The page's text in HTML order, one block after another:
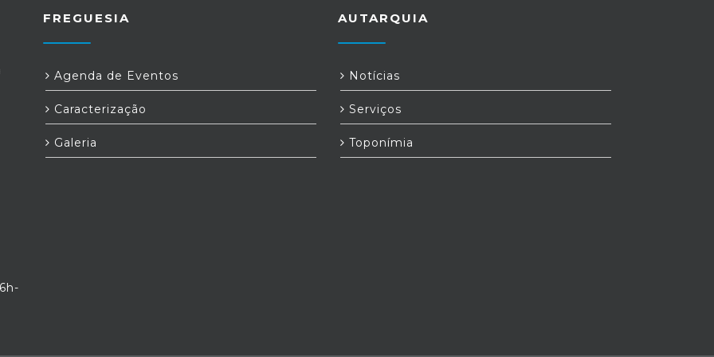
FREGUESIA
Agenda de Eventos
Caracterização
Galeria
AUTARQUIA
Notícias
Serviços
Toponímia